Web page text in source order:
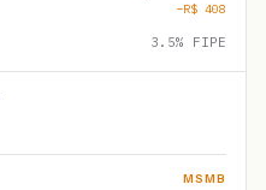
−R$ 408
3.5% FIPE
MSMB